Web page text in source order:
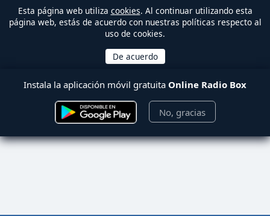
Esta página web utiliza cookies. Al continuar utilizando esta
página web, estás de acuerdo con nuestras políticas respecto al
uso de cookies.
Instala la aplicación móvil gratuita Online Radio Box
No, gracias